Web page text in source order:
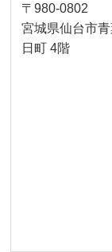
〒980-0802
宮城県仙台市
日町 4階